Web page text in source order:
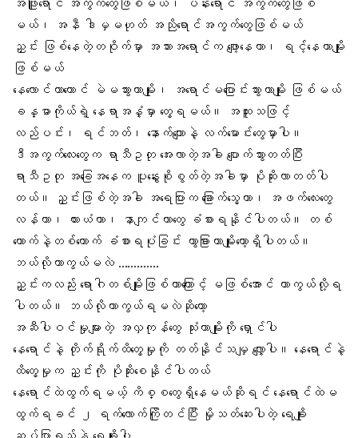
မယ်၊ အနီ ဒါမှမဟုတ် အညိုရောင်အကွက်တွေဖြစ်မယ်
ညှင်း ဖြစ်နေတဲ့တဝိုက်မှာ အသားအရောင်က ဖျော့နေတာ၊ ရင့်နေတာမျိုး
ဖြစ်မယ်
နေလောင်တာတောင် မဲမသွားတာမျိုး၊ အရောင်မပြောင်းသွားတာမျိုး ဖြစ်မယ်
ခန္ဓာကိုယ်ရဲ့ နေရာအနှံ့မှာ တွေ့ရမယ်။ အထူးသဖြင့်
လည်ပင်း၊ ရင်ဘတ်၊ နောက်ကျောနဲ့ လက်မောင်းတွေမှာပါ။
ဒီအကွက်လေးတွေက ရာသီဥတု အေးလာတဲ့အခါ ပျောက်သွားတတ်ပြီး
ရာသီဥတု အခြေအနေက ပူနွေးစိုစွတ်တဲ့အခါမှာ ပိုဆိုးလာတတ်ပါ
တယ်။ ညှင်းဖြစ်တဲ့အခါ အရေပြားက ခြောက်သွေ့တာ၊ အဖက်လေးတွေ
လန်တာ၊ ယားယံတာ၊
နာကျင်တာတွေခံစားရနိုင်ပါတယ်။ တစ်
ယောက်နဲ့တစ်ယောက် ခံစားရပုံခြင်း ကွာခြားတာမျိုးတော့ရှိပါတယ်။
ဘယ်လိုကာကွယ်မလဲ ………….
ညှင်းကလည်း ရောဂါတစ်မျိုးဖြစ်တာကြောင့် မဖြစ်အောင် ကာကွယ်လို့ရ
ပါတယ်။ ဘယ်လိုကာကွယ်ရမလဲဆိုတော့
အဆီပါဝင်မှုများတဲ့ အလှကုန်တွေသုံးတာမျိုးကို ရှောင်ပါ
နေရောင် နဲ့ တိုက်ရိုက်ထိတွေ့မှုကို တတ်နိုင်သမျှ လျှော့ပါ။ နေရောင်နဲ့
ထိတွေ့မှုက ညှင်းကို ပိုဆိုးစေနိုင်ပါတယ်
နေရောင်ထဲထွက်ရမယ့် ကိစ္စတွေရှိနေမယ်ဆိုရင် နေရောင်ထဲမ
ထွက်ရခင် ၂ ရက်လောက်​ကြိုတင်ပြီး မှိုသတ်ဆေးပါတဲ့ ရေချိုး